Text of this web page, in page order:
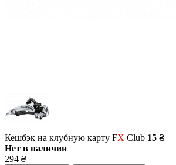
Кешбэк на клубную карту FX Club 15 ₴
Нет в наличии
294 ₴